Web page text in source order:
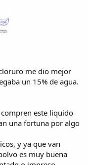
me dio mejor
un 15% de agua.
este liquido
una fortuna por algo
y ya que van
es muy buena